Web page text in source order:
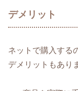
デメリット
ネットで購入する
デメリットもあり